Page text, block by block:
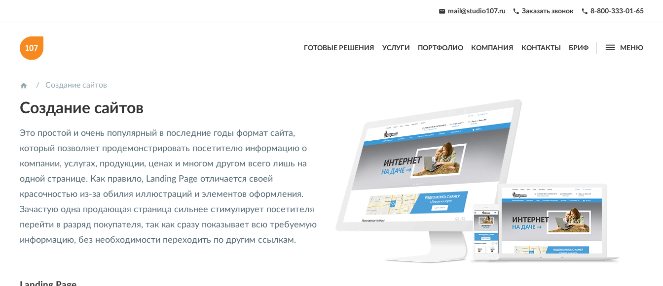
 mail@studio107.ru  Заказать звонок  8-800-333-01-65
ГОТОВЫЕ РЕШЕНИЯ УСЛУГИ ПОРТФОЛИО КОМПАНИЯ КОНТАКТЫ БРИФ  МЕНЮ
 Создание сайтов
Создание сайтов
Это простой и очень популярный в последние годы формат сайта,
который позволяет продемонстрировать посетителю информацию о
компании, услугах, продукции, ценах и многом другом всего лишь на
одной странице. Как правило, Landing Page отличается своей
красочностью из-за обилия иллюстраций и элементов оформления.
Зачастую одна продающая страница сильнее стимулирует посетителя
перейти в разряд покупателя, так как сразу показывает всю требуемую
информацию, без необходимости переходить по другим ссылкам.